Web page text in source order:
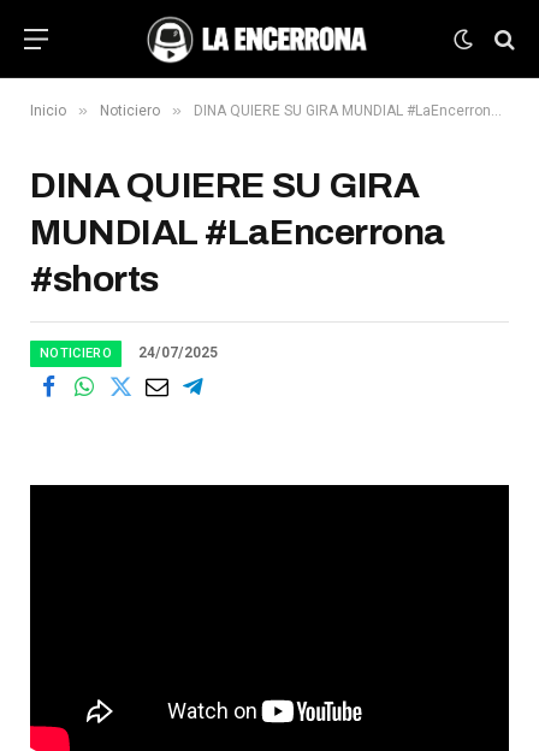
Inicio » Noticiero » DINA QUIERE SU GIRA MUNDIAL #LaEncerrona #shorts
DINA QUIERE SU GIRA
MUNDIAL #LaEncerrona
#shorts
NOTICIERO 24/07/2025